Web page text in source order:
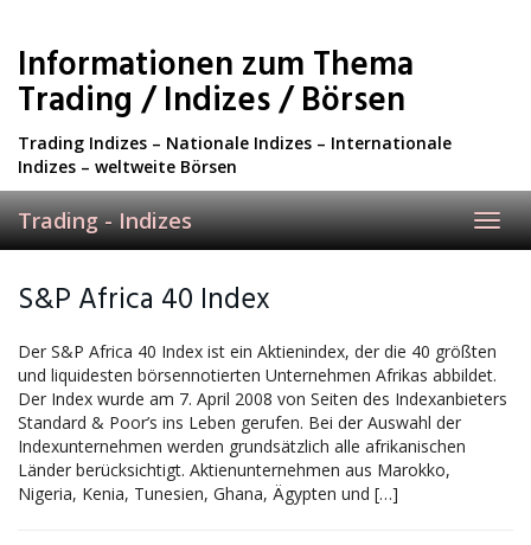
main
content
Informationen zum Thema
Trading / Indizes / Börsen
Trading Indizes – Nationale Indizes – Internationale
Indizes – weltweite Börsen
Trading - Indizes
S&P Africa 40 Index
Der S&P Africa 40 Index ist ein Aktienindex, der die 40 größten
und liquidesten börsennotierten Unternehmen Afrikas abbildet.
Der Index wurde am 7. April 2008 von Seiten des Indexanbieters
Standard & Poor’s ins Leben gerufen. Bei der Auswahl der
Indexunternehmen werden grundsätzlich alle afrikanischen
Länder berücksichtigt. Aktienunternehmen aus Marokko,
Nigeria, Kenia, Tunesien, Ghana, Ägypten und […]